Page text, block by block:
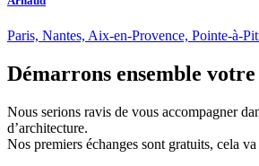
Paris, Nantes, Aix-en-Provence, Pointe-à-
Démarrons ensemble
Nous serions ravis de vous accompagner
d’architecture.
Nos premiers échanges sont gratuits, cela va